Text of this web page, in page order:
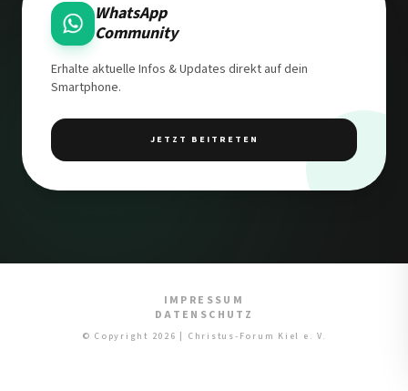
WhatsApp
Community
Erhalte aktuelle Infos & Updates direkt auf dein
Smartphone.
JETZT BEITRETEN
IMPRESSUM
DATENSCHUTZ
© Copyright 2026 | Christus-Forum Kiel e. V.